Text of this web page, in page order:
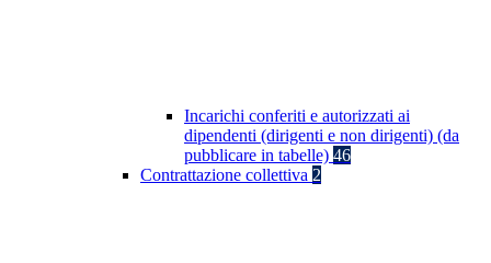
Incarichi conferiti e autorizzati ai
dipendenti (dirigenti e non dirigenti) (da
pubblicare in tabelle) 46
Contrattazione collettiva 2